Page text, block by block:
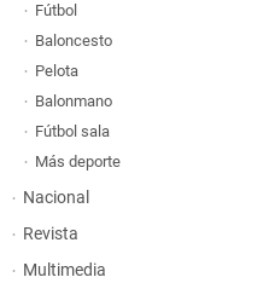
Fútbol
Baloncesto
Pelota
Balonmano
Fútbol sala
Más deporte
Nacional
Revista
Multimedia